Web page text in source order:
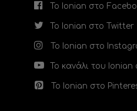
Το Ionian στο
Το Ionian στο Twitter
Το Ionian στο
Το κανάλι του Ionian
Το Ionian στο